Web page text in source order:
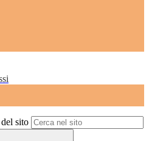
sito